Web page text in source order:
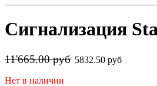
Сигнализация
11'665.00 руб 5832.50 руб
Нет в наличии